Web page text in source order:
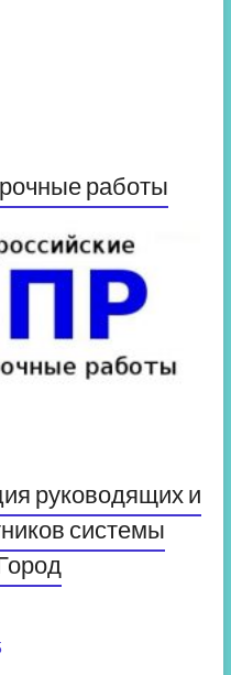
работы
руководящих и
системы